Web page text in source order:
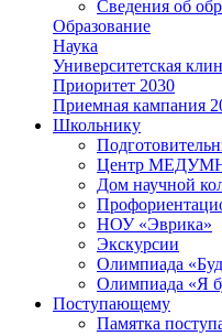
Сведения об
Образование
Наука
Университетская
Приоритет 2030
Приемная кампания
Школьнику
Центр
Дом научной
НОУ «Эврика»
Экскурсии
Олимпиада
Олимпиада «Я
Поступающему
Памятка